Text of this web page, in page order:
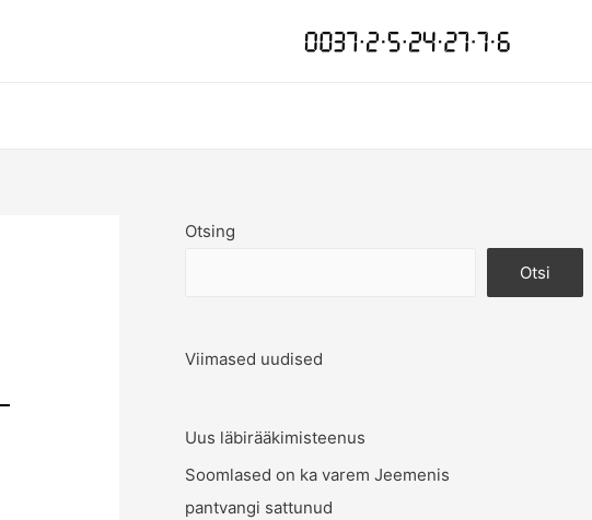
Otsing
Otsi
Viimased uudised
Uus läbirääkimisteenus
Soomlased on ka varem Jeemenis
pantvangi sattunud